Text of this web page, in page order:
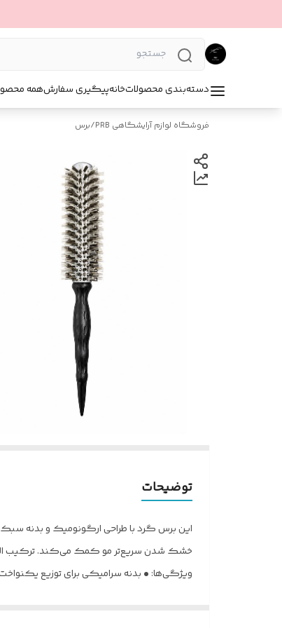
دسته‌بندی محصولاتخانهپیگیری سفارشهمه
فروشگاه لوازم آرایشگاهی PRB /برس
توضیحات
این برس گرد با طراحی ارگونومیک و بدنه
خشک شدن سریع‌تر مو کمک می‌کند. ترکیب
ویژگی‌ها: • بدنه سرامیکی برای توزیع